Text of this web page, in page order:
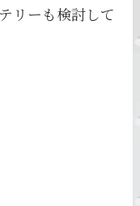
リーも検討して